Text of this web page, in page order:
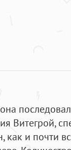
Витегрой,
как и почти